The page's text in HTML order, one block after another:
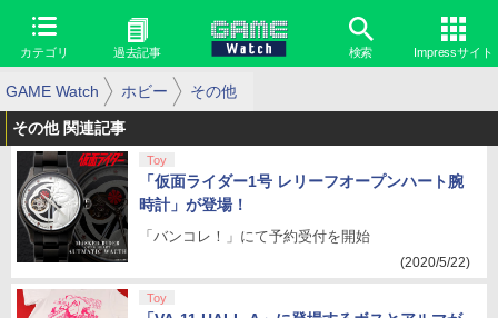
カテゴリ 過去記事 検索 Impressサイト
GAME Watch ホビー その他
その他 関連記事
Toy
「仮面ライダー1号 レリーフオープンハート腕
時計」が登場！
「バンコレ！」にて予約受付を開始
(2020/5/22)
Toy